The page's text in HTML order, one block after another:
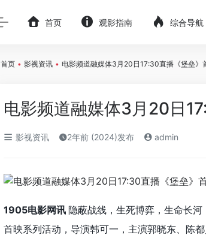
首页 观影指南 综合导航
首页 • 影视资讯 • 电影频道融媒体3月20日17:30直播《堡垒》
电影频道融媒体3月20日
影视资讯 2年前 (2024)发布 admin
1905电影网讯 隐蔽战线，生死博弈，生命长河
首映系列活动，导演韩可一，主演郭晓东、陈